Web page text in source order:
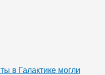
в Галактике могли